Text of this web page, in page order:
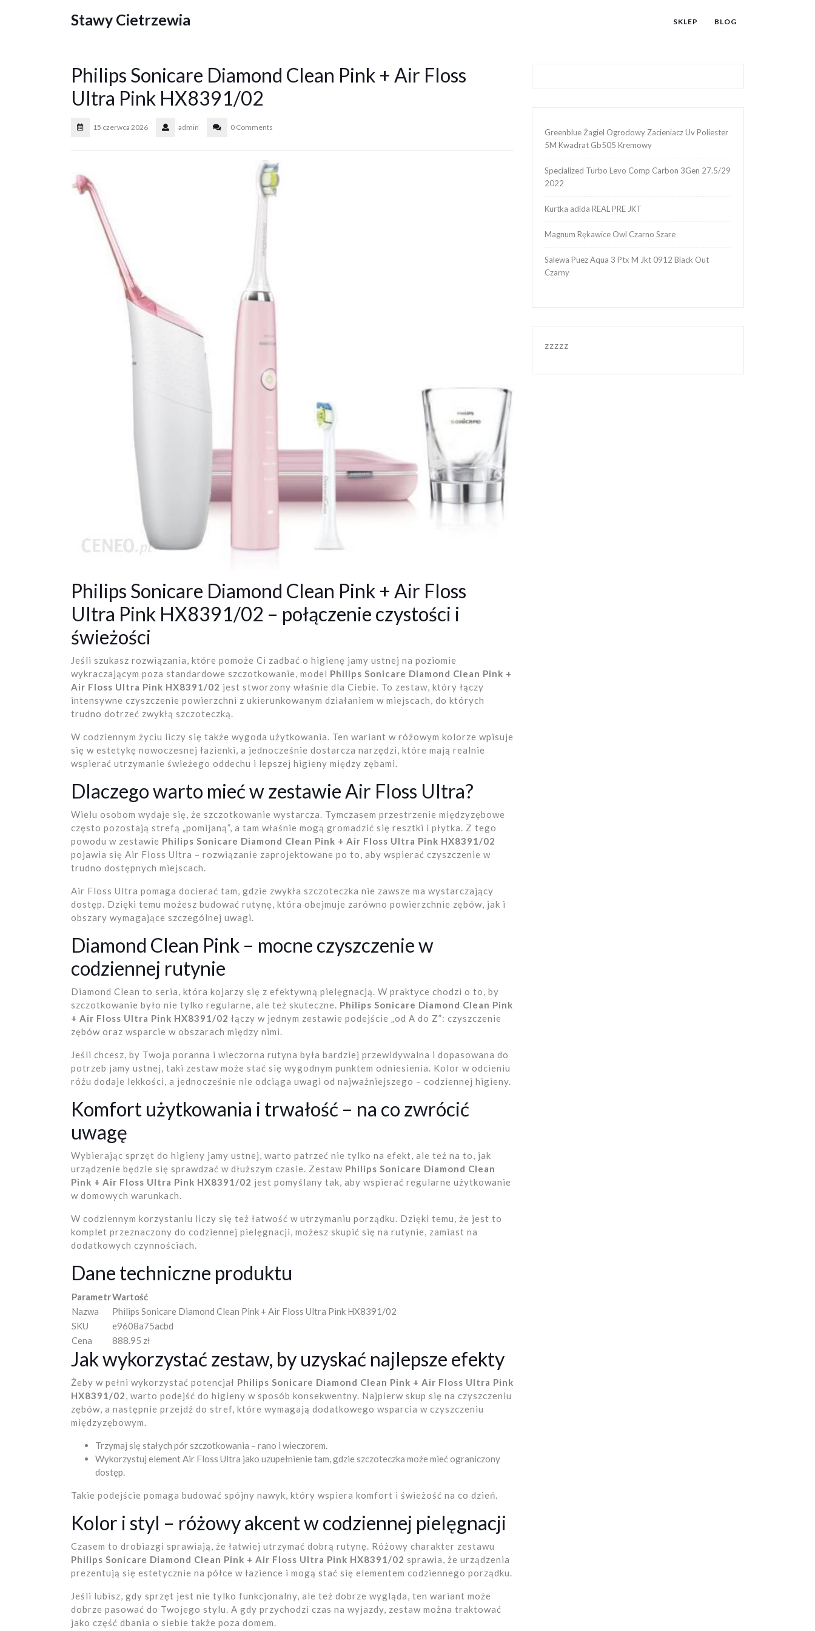
Stawy Cietrzewia SKLEP BLOG
Philips Sonicare Diamond Clean Pink + Air Floss
Ultra Pink HX8391/02
15 czerwca 2026 admin 0 Comments
Philips Sonicare Diamond Clean Pink + Air Floss
Ultra Pink HX8391/02 – połączenie czystości i
świeżości
Jeśli szukasz rozwiązania, które pomoże Ci zadbać o higienę jamy ustnej na poziomie
wykraczającym poza standardowe szczotkowanie, model Philips Sonicare Diamond Clean Pink +
Air Floss Ultra Pink HX8391/02 jest stworzony właśnie dla Ciebie. To zestaw, który łączy
intensywne czyszczenie powierzchni z ukierunkowanym działaniem w miejscach, do których
trudno dotrzeć zwykłą szczoteczką.
W codziennym życiu liczy się także wygoda użytkowania. Ten wariant w różowym kolorze wpisuje
się w estetykę nowoczesnej łazienki, a jednocześnie dostarcza narzędzi, które mają realnie
wspierać utrzymanie świeżego oddechu i lepszej higieny między zębami.
Dlaczego warto mieć w zestawie Air Floss Ultra?
Wielu osobom wydaje się, że szczotkowanie wystarcza. Tymczasem przestrzenie międzyzębowe
często pozostają strefą „pomijaną”, a tam właśnie mogą gromadzić się resztki i płytka. Z tego
powodu w zestawie Philips Sonicare Diamond Clean Pink + Air Floss Ultra Pink HX8391/02
pojawia się Air Floss Ultra – rozwiązanie zaprojektowane po to, aby wspierać czyszczenie w
trudno dostępnych miejscach.
Air Floss Ultra pomaga docierać tam, gdzie zwykła szczoteczka nie zawsze ma wystarczający
dostęp. Dzięki temu możesz budować rutynę, która obejmuje zarówno powierzchnie zębów, jak i
obszary wymagające szczególnej uwagi.
Diamond Clean Pink – mocne czyszczenie w
codziennej rutynie
Diamond Clean to seria, która kojarzy się z efektywną pielęgnacją. W praktyce chodzi o to, by
szczotkowanie było nie tylko regularne, ale też skuteczne. Philips Sonicare Diamond Clean Pink
+ Air Floss Ultra Pink HX8391/02 łączy w jednym zestawie podejście „od A do Z”: czyszczenie
zębów oraz wsparcie w obszarach między nimi.
Jeśli chcesz, by Twoja poranna i wieczorna rutyna była bardziej przewidywalna i dopasowana do
potrzeb jamy ustnej, taki zestaw może stać się wygodnym punktem odniesienia. Kolor w odcieniu
różu dodaje lekkości, a jednocześnie nie odciąga uwagi od najważniejszego – codziennej higieny.
Komfort użytkowania i trwałość – na co zwrócić
uwagę
Wybierając sprzęt do higieny jamy ustnej, warto patrzeć nie tylko na efekt, ale też na to, jak
urządzenie będzie się sprawdzać w dłuższym czasie. Zestaw Philips Sonicare Diamond Clean
Pink + Air Floss Ultra Pink HX8391/02 jest pomyślany tak, aby wspierać regularne użytkowanie
w domowych warunkach.
W codziennym korzystaniu liczy się też łatwość w utrzymaniu porządku. Dzięki temu, że jest to
komplet przeznaczony do codziennej pielęgnacji, możesz skupić się na rutynie, zamiast na
dodatkowych czynnościach.
Dane techniczne produktu
ParametrWartość
Nazwa
Philips Sonicare Diamond Clean Pink + Air Floss Ultra Pink HX8391/02
SKU
e9608a75acbd
Cena
888.95 zł
Jak wykorzystać zestaw, by uzyskać najlepsze efekty
Żeby w pełni wykorzystać potencjał Philips Sonicare Diamond Clean Pink + Air Floss Ultra Pink
HX8391/02, warto podejść do higieny w sposób konsekwentny. Najpierw skup się na czyszczeniu
zębów, a następnie przejdź do stref, które wymagają dodatkowego wsparcia w czyszczeniu
międzyzębowym.
Trzymaj się stałych pór szczotkowania – rano i wieczorem.
Wykorzystuj element Air Floss Ultra jako uzupełnienie tam, gdzie szczoteczka może mieć ograniczony
dostęp.
Takie podejście pomaga budować spójny nawyk, który wspiera komfort i świeżość na co dzień.
Kolor i styl – różowy akcent w codziennej pielęgnacji
Czasem to drobiazgi sprawiają, że łatwiej utrzymać dobrą rutynę. Różowy charakter zestawu
Philips Sonicare Diamond Clean Pink + Air Floss Ultra Pink HX8391/02 sprawia, że urządzenia
prezentują się estetycznie na półce w łazience i mogą stać się elementem codziennego porządku.
Jeśli lubisz, gdy sprzęt jest nie tylko funkcjonalny, ale też dobrze wygląda, ten wariant może
dobrze pasować do Twojego stylu. A gdy przychodzi czas na wyjazdy, zestaw można traktować
jako część dbania o siebie także poza domem.
Greenblue Żagiel Ogrodowy Zacieniacz Uv Poliester
5M Kwadrat Gb505 Kremowy
Specialized Turbo Levo Comp Carbon 3Gen 27.5/29
2022
Kurtka adida REAL PRE JKT
Magnum Rękawice Owl Czarno Szare
Salewa Puez Aqua 3 Ptx M Jkt 0912 Black Out
Czarny
zzzzz